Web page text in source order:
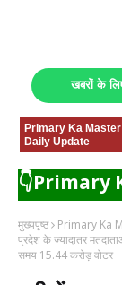
खबरों के
Primary Ka Master :
Daily Update
👇Primary
मुख्यपृष्ठ Primary Ka
प्रदेश के ज्यादातर
समय 15.44 करोड़ वोटर